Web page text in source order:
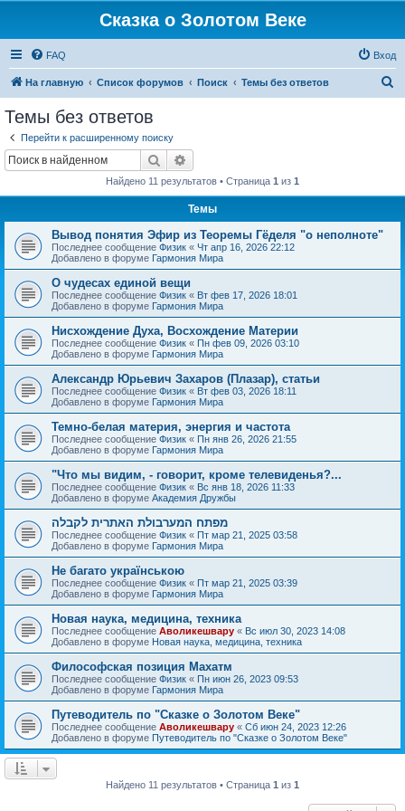
Сказка о Золотом Веке
FAQ Вход
На главную Список форумов Поиск Темы без ответов
Темы без ответов
Перейти к расширенному поиску
Поиск
Найдено 11 результатов • Страница 1 из 1
Темы
Вывод понятия Эфир из Теоремы Гёделя "о неполноте"
Последнее сообщение Физик « Чт апр 16, 2026 22:12
Добавлено в форуме Гармония Мира
О чудесах единой вещи
Последнее сообщение Физик « Вт фев 17, 2026 18:01
Добавлено в форуме Гармония Мира
Нисхождение Духа, Восхождение Материи
Последнее сообщение Физик « Пн фев 09, 2026 03:10
Добавлено в форуме Гармония Мира
Александр Юрьевич Захаров (Плазар), статьи
Последнее сообщение Физик « Вт фев 03, 2026 18:11
Добавлено в форуме Гармония Мира
Темно-белая материя, энергия и частота
Последнее сообщение Физик « Пн янв 26, 2026 21:55
Добавлено в форуме Гармония Мира
"Что мы видим, - говорит, кроме телевиденья?...
Последнее сообщение Физик « Вс янв 18, 2026 11:33
Добавлено в форуме Академия Дружбы
מפתח המערבולת האתרית לקבלה
Последнее сообщение Физик « Пт мар 21, 2025 03:58
Добавлено в форуме Гармония Мира
Не багато українською
Последнее сообщение Физик « Пт мар 21, 2025 03:39
Добавлено в форуме Гармония Мира
Новая наука, медицина, техника
Последнее сообщение Аволикешвару « Вс июл 30, 2023 14:08
Добавлено в форуме Новая наука, медицина, техника
Философская позиция Махатм
Последнее сообщение Физик « Пн июн 26, 2023 09:53
Добавлено в форуме Гармония Мира
Путеводитель по "Сказке о Золотом Веке"
Последнее сообщение Аволикешвару « Сб июн 24, 2023 12:26
Добавлено в форуме Путеводитель по "Сказке о Золотом Веке"
Найдено 11 результатов • Страница 1 из 1